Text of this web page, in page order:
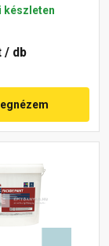
készleten
/ db